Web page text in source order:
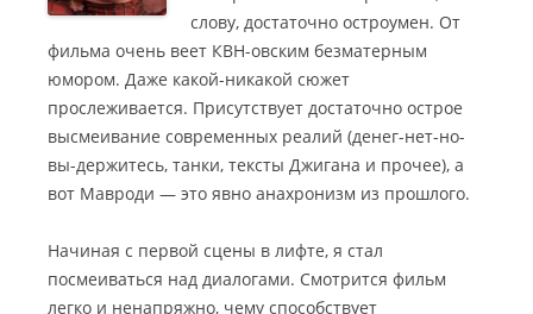
слову, достаточно остроумен. От
фильма очень веет КВН-овским безматерным
юмором. Даже какой-никакой сюжет
прослеживается. Присутствует достаточно острое
высмеивание современных реалий (денег-нет-но-
вы-держитесь, танки, тексты Джигана и прочее), а
вот Мавроди — это явно анахронизм из прошлого.
Начиная с первой сцены в лифте, я стал
посмеиваться над диалогами. Смотрится фильм
легко и ненапряжно, чему способствует